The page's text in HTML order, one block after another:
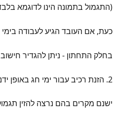
(התגמול בתמונה הינו לדוגמא
כעת, אם העובד הגיע לעבודה
בחלק התחתון - ניתן להגדיר
2. הזנת רכיב עבור ימי חג באופן ידני
ישנם מקרים בהם נרצה להזין